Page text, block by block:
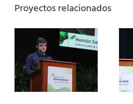
Proyectos relacionados
Mercado de
fertilizantes​
Evolución,
desafíos y
oportunidades